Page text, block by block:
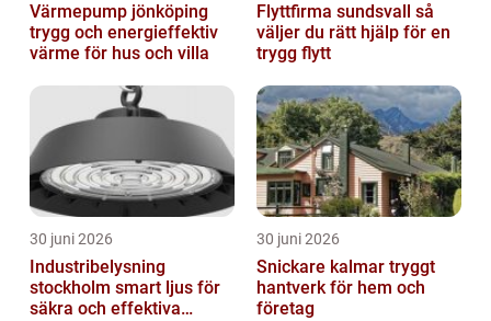
Värmepump jönköping
trygg och energieffektiv
värme för hus och villa
Flyttfirma sundsvall så
väljer du rätt hjälp för en
trygg flytt
30 juni 2026
Industribelysning
stockholm smart ljus för
säkra och effektiva
30 juni 2026
Snickare kalmar tryggt
hantverk för hem och
företag